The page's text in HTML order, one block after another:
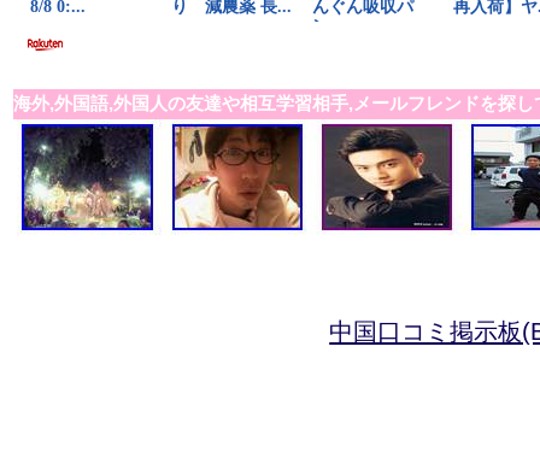
海外,外国語,外国人の友達や相互学習相手,メールフレンドを探し
中国口コミ掲示板